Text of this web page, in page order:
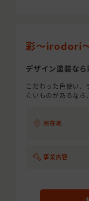
彩〜irodori
デザイン塗装な
こだわった色使い
たいものがあるなら
所在地
事業内容